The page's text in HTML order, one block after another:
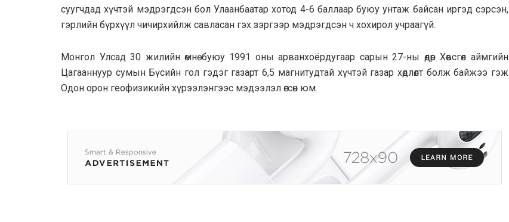
суугчдад хүчтэй мэдрэгдсэн бол Улаанбаатар хотод 4-6 баллаар буюу унтаж байсан иргэд сэрсэн,
гэрлийн бүрхүүл чичирхийлж савласан гэх зэргээр мэдрэгдсэн ч хохирол учраагүй.
Монгол Улсад 30 жилийн өмнө буюу 1991 оны арванхоёрдугаар сарын 27-ны өдөр Хөвсгөл аймгийн
Цагааннуур сумын Бүсийн гол гэдэг газарт 6,5 магнитудтай хүчтэй газар хөдлөлт болж байжээ гэж
Одон орон геофизикийн хүрээлэнгээс мэдээлэл өгсөн юм.